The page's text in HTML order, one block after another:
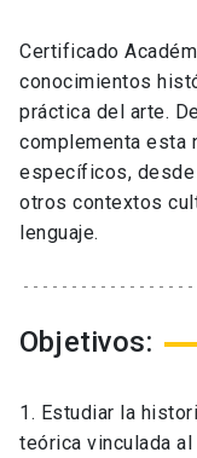
Certificado
conocimientos
práctica del arte.
complementa esta
específicos, desde
otros contextos
lenguaje.
Objetivos:
1. Estudiar la
teórica vinculada